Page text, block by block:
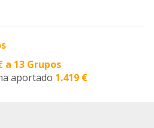
a 13 Grupos
aportado 1.419 €